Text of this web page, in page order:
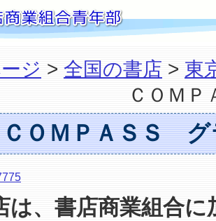
ジ > 全国の書店 > 東
ＣＯＭ
ＯＭＰＡＳＳ グ
は、書店商業組合